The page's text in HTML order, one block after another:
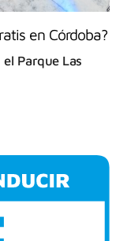
en Córdoba?
Parque Las